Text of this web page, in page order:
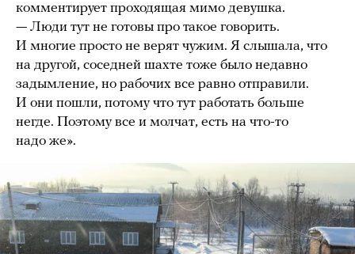
комментирует проходящая мимо девушка.
— Люди тут не готовы про такое говорить.
И многие просто не верят чужим. Я слышала, что
на другой, соседней шахте тоже было недавно
задымление, но рабочих все равно отправили.
И они пошли, потому что тут работать больше
негде. Поэтому все и молчат, есть на что-то
надо же».